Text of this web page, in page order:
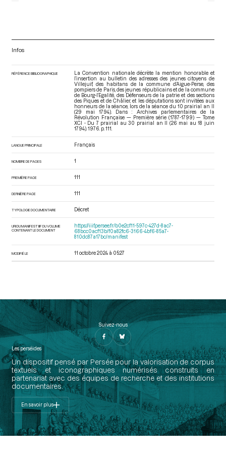
Infos
RÉFÉRENCE BIBLIOGRAPHIQUE
La Convention nationale décrète la mention honorable et
l’insertion au bulletin des adresses des jeunes citoyens de
Villejuif, des habitans de la commune d’Aigue-Perse, des
pompiers de Paris, des jeunes républicains et de la commune
de Bourg-l’Egalité, des Défenseurs de la patrie et des sections
des Piques et de Châlier, et les députations sont invitées aux
honneurs de la séance, lors de la séance du 10 prairial an II
(29 mai 1794). Dans : Archives parlementaires de la
Révolution Française — Première série (1787-1799) — Tome
XCI - Du 7 prairial au 30 prairial an II (26 mai au 18 juin
1794) . 1976. p. 111.
LANGUE PRINCIPALE Français
NOMBRE DE PAGES 1
PREMIÈRE PAGE 111
DERNIÈRE PAGE 111
TYPOLOGIE DOCUMENTAIRE Décret
URI DU MANIFEST IIIF DU VOLUME
CONTENANT LE DOCUMENT
https://iiif.persee.fr/b0e2cf11-597c-427d-8ac7-
68bcc0acf13b/f0a82fc6-3166-4bf6-85a7-
810dc87a17bc/manifest
MODIFIÉ LE 11 octobre 2024 à 05:27
Suivez-nous
Les perséides
Un dispositif pensé par Persée pour la valorisation de corpus
textuels et iconographiques numérisés construits en
partenariat avec des équipes de recherche et des institutions
documentaires.
En savoir plus